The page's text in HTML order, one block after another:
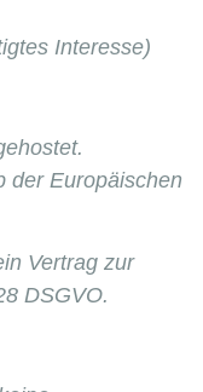
Interesse)
der Europäischen
Vertrag zur
DSGVO.